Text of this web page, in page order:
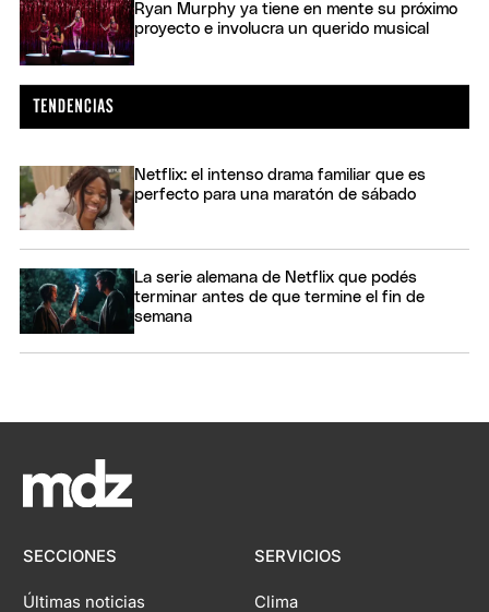
Ryan Murphy ya tiene en mente su próximo
proyecto e involucra un querido musical
Netflix: el intenso drama familiar que es
perfecto para una maratón de sábado
La serie alemana de Netflix que podés
terminar antes de que termine el fin de
semana
SECCIONES
Últimas noticias
SERVICIOS
Clima